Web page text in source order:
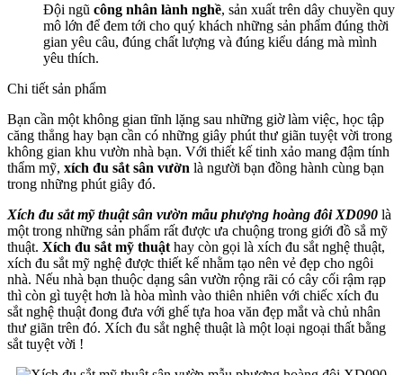
Đội ngũ công nhân lành nghề, sản xuất trên dây chuyền quy
mô lớn để đem tới cho quý khách những sản phẩm đúng thời
gian yêu câu, đúng chất lượng và đúng kiểu dáng mà mình
yêu thích.
Chi tiết sản phẩm
Bạn cần một không gian tĩnh lặng sau những giờ làm việc, học tập
căng thẳng hay bạn cần có những giây phút thư giãn tuyệt vời trong
không gian khu vườn nhà bạn. Với thiết kế tinh xảo mang đậm tính
thẩm mỹ, xích đu sắt sân vườn là người bạn đồng hành cùng bạn
trong những phút giây đó.
Xích đu sắt mỹ thuật sân vườn mẫu phượng hoàng đôi XD090 là
một trong những sản phẩm rất được ưa chuộng trong giới đồ sắ mỹ
thuật. Xích đu sắt mỹ thuật hay còn gọi là xích đu sắt nghệ thuật,
xích đu sắt mỹ nghệ được thiết kế nhằm tạo nên vẻ đẹp cho ngôi
nhà. Nếu nhà bạn thuộc dạng sân vườn rộng rãi có cây cối rậm rạp
thì còn gì tuyệt hơn là hòa mình vào thiên nhiên với chiếc xích đu
sắt nghệ thuật đong đưa với ghế tựa hoa văn đẹp mắt và chủ nhân
thư giãn trên đó. Xích đu sắt nghệ thuật là một loại ngoại thất bằng
sắt tuyệt vời !